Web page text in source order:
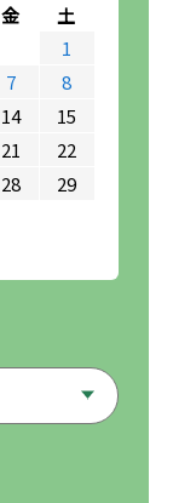
金
土
1
7
8
14
15
21
22
28
29